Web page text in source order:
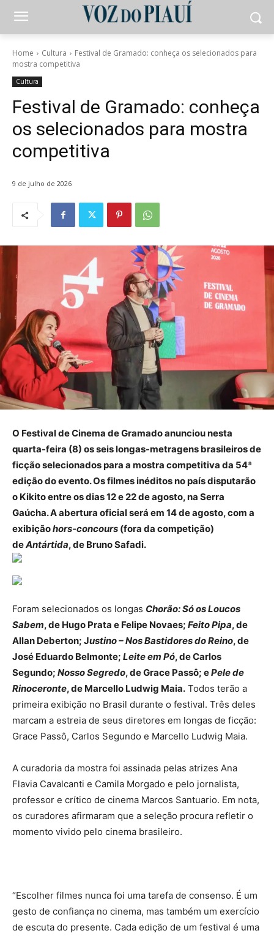
Home Cultura
Festival de Gramado: conheça os selecionados para
mostra competitiva
Cultura
Festival de Gramado: conheça
os selecionados para mostra
competitiva
9 de julho de 2026
O Festival de Cinema de Gramado anunciou nesta
quarta-feira (8) os seis longas-metragens brasileiros de
ficção selecionados para a mostra competitiva da 54ª
edição do evento. Os filmes inéditos no país disputarão
o Kikito entre os dias 12 e 22 de agosto, na Serra
Gaúcha. A abertura oficial será em 14 de agosto, com a
exibiçãohors-concours (fora da competição)
deAntártida, de Bruno Safadi.
Foram selecionados os longas Chorão: Só os Loucos
Sabem, de Hugo Prata e Felipe Novaes; Feito Pipa, de
Allan Deberton; Justino – Nos Bastidores do Reino, de
José Eduardo Belmonte; Leite em Pó, de Carlos
Segundo; Nosso Segredo, de Grace Passô; ePele de
Rinoceronte, de Marcello Ludwig Maia. Todos terão a
primeira exibição no Brasil durante o festival. Três deles
marcam a estreia de seus diretores em longas de ficção:
Grace Passô, Carlos Segundo e Marcello Ludwig Maia.
A curadoria da mostra foi assinada pelas atrizes Ana
Flavia Cavalcanti e Camila Morgado e pelo jornalista,
professor e crítico de cinema Marcos Santuario. Em nota,
os curadores afirmaram que a seleção procura refletir o
momento vivido pelo cinema brasileiro.
“Escolher filmes nunca foi uma tarefa de consenso. É um
gesto de confiança no cinema, mas também um exercício
de escuta do presente. Cada edição de um festival é uma